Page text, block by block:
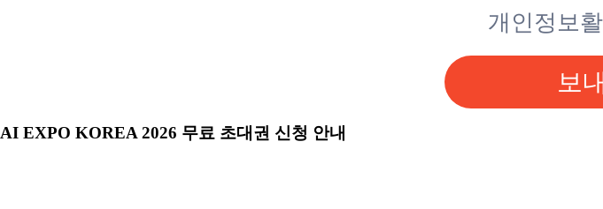
개인정보
보
AI EXPO KOREA 2026 무료 초대권 신청 안내